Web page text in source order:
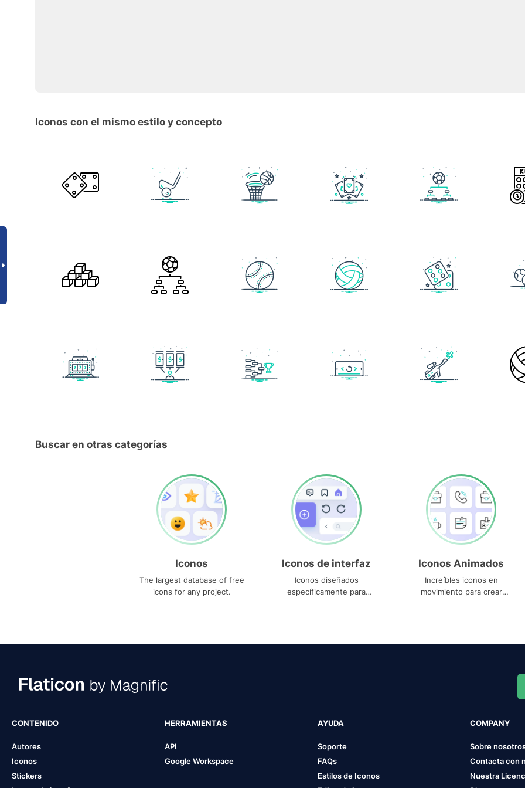
Iconos con el mismo estilo y concepto
Buscar en otras categorías
Iconos
The largest database of free
icons for any project.
Iconos de interfaz
Iconos diseñados
específicamente para
Iconos Animados
Increíbles iconos en
movimiento para crear
CONTENIDO
Autores
Iconos
Stickers
HERRAMIENTAS
API
Google Workspace
AYUDA
Soporte
FAQs
Estilos de Iconos
COMPANY
Sobre
Contacta con
Nuestra